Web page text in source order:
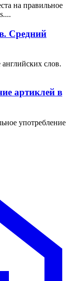
на правильное
Средний
слов.
артиклей в
употребление